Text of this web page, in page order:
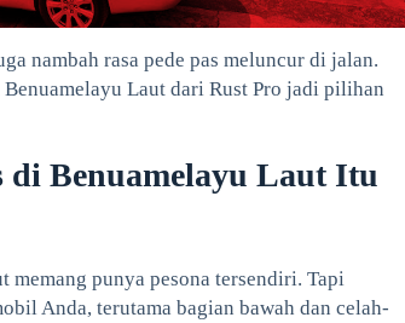
nambah rasa pede pas meluncur di jalan.
Laut dari Rust Pro jadi pilihan
Benuamelayu Laut Itu
punya pesona tersendiri. Tapi
Anda, terutama bagian bawah dan celah-